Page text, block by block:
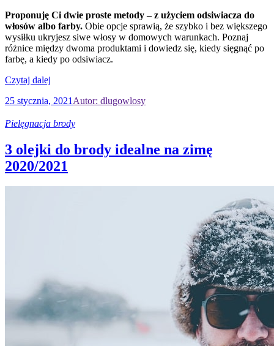
Proponuję Ci dwie proste metody – z użyciem odsiwiacza do
włosów albo farby. Obie opcje sprawią, że szybko i bez większego
wysiłku ukryjesz siwe włosy w domowych warunkach. Poznaj
różnice między dwoma produktami i dowiedz się, kiedy sięgnąć po
farbę, a kiedy po odsiwiacz.
Czytaj dalej
25 stycznia, 2021 Autor: dlugowlosy
Pielęgnacja brody
3 olejki do brody idealne na zimę
2020/2021